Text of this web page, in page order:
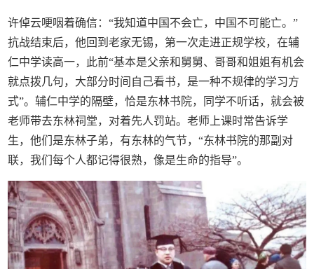
许倬云哽咽着确信：“我知道中国不会亡，中国不可能亡。”
抗战结束后，他回到老家无锡，第一次走进正规学校，在辅
仁中学读高一，此前“基本是父亲和舅舅、哥哥和姐姐有机会
就点拨几句，大部分时间自己看书，是一种不规律的学习方
式”。辅仁中学的隔壁，恰是东林书院，同学不听话，就会被
老师带去东林祠堂，对着先人罚站。老师上课时常告诉学
生，他们是东林子弟，有东林的气节，“东林书院的那副对
联，我们每个人都记得很熟，像是生命的指导”。